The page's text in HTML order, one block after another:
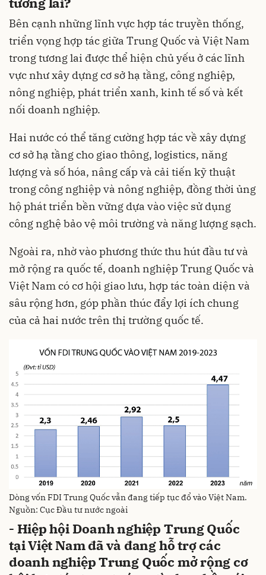
Bên cạnh những lĩnh vực hợp tác truyền thống,
triển vọng hợp tác giữa Trung Quốc và Việt Nam
trong tương lai được thể hiện chủ yếu ở các lĩnh
vực như xây dựng cơ sở hạ tầng, công nghiệp,
nông nghiệp, phát triển xanh, kinh tế số và kết
nối doanh nghiệp.
Hai nước có thể tăng cường hợp tác về xây dựng
cơ sở hạ tầng cho giao thông, logistics, năng
lượng và số hóa, nâng cấp và cải tiến kỹ thuật
trong công nghiệp và nông nghiệp, đồng thời ủng
hộ phát triển bền vững dựa vào việc sử dụng
công nghệ bảo vệ môi trường và năng lượng sạch.
Ngoài ra, nhờ vào phương thức thu hút đầu tư và
mở rộng ra quốc tế, doanh nghiệp Trung Quốc và
Việt Nam có cơ hội giao lưu, hợp tác toàn diện và
sâu rộng hơn, góp phần thúc đẩy lợi ích chung
của cả hai nước trên thị trường quốc tế.
Dòng vốn FDI Trung Quốc vẫn đang tiếp tục đổ vào Việt Nam.
Nguồn: Cục Đầu tư nước ngoài
- Hiệp hội Doanh nghiệp Trung Quốc
tại Việt Nam đã và đang hỗ trợ các
doanh nghiệp Trung Quốc mở rộng cơ